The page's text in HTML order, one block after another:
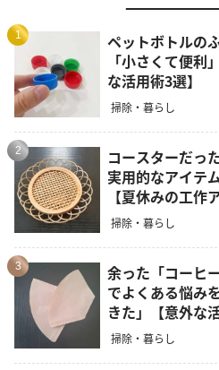
1
ペットボトルの
「小さくて便利
な活用術3選】
掃除・暮らし
2
コースターだっ
実用的なアイテ
【夏休みの工作
掃除・暮らし
3
余った「コーヒ
でよくある悩み
きた」【意外な
掃除・暮らし